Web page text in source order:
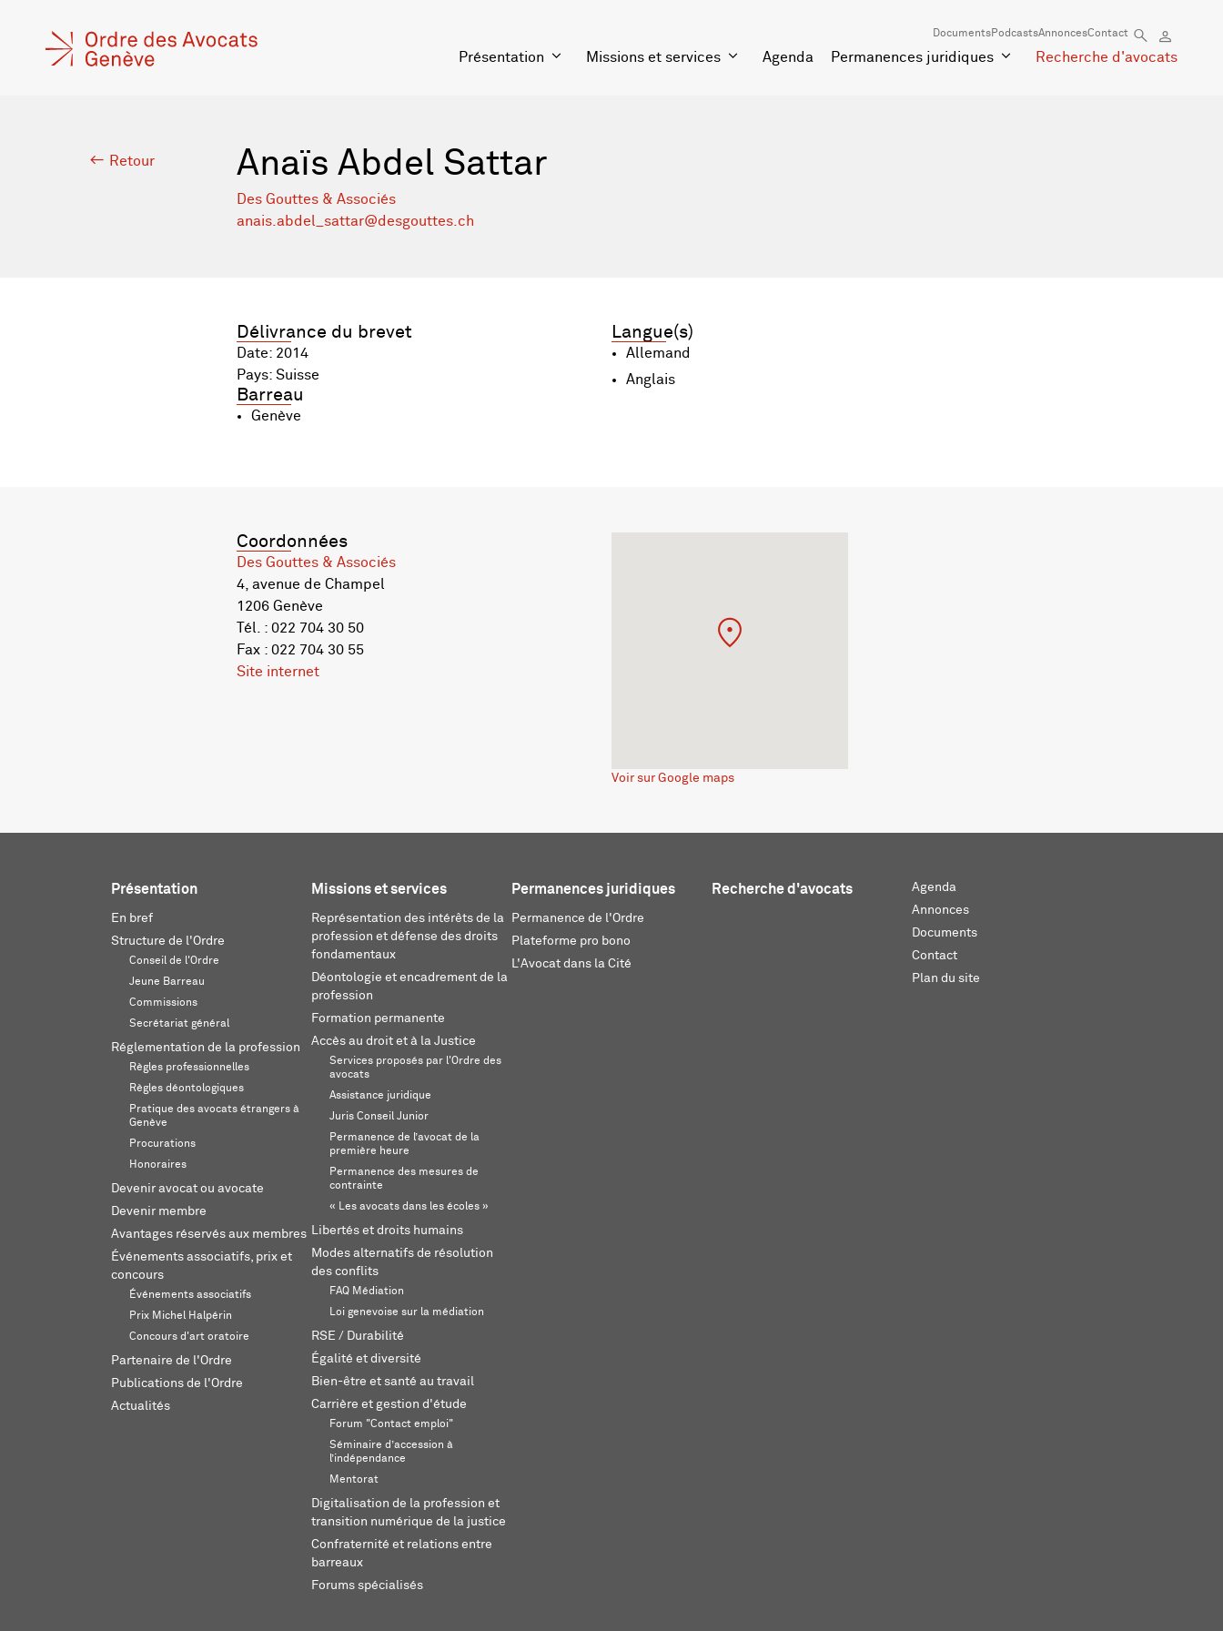
DocumentsPodcastsAnnoncesContact
Présentation Missions et services Agenda Permanences juridiques Recherche d'avocats
Retour Anaïs Abdel Sattar
Des Gouttes & Associés
anais.abdel_sattar@desgouttes.ch
Délivrance du brevet
Date: 2014
Pays: Suisse
Barreau
Genève
Langue(s)
Allemand
Anglais
Coordonnées
Des Gouttes & Associés
4, avenue de Champel
1206 Genève
Tél. : 022 704 30 50
Fax : 022 704 30 55
Site internet
Voir sur Google maps
Présentation
En bref
Structure de l'Ordre
Conseil de l'Ordre
Jeune Barreau
Commissions
Secrétariat général
Réglementation de la profession
Règles professionnelles
Règles déontologiques
Pratique des avocats étrangers à
Genève
Procurations
Honoraires
Devenir avocat ou avocate
Devenir membre
Avantages réservés aux membres
Événements associatifs, prix et
concours
Événements associatifs
Prix Michel Halpérin
Concours d'art oratoire
Partenaire de l'Ordre
Publications de l'Ordre
Actualités
Missions et services
Représentation des intérêts de la
profession et défense des droits
fondamentaux
Déontologie et encadrement de la
profession
Formation permanente
Accès au droit et à la Justice
Services proposés par l'Ordre des
avocats
Assistance juridique
Juris Conseil Junior
Permanence de l’avocat de la
première heure
Permanence des mesures de
contrainte
« Les avocats dans les écoles »
Libertés et droits humains
Modes alternatifs de résolution
des conflits
FAQ Médiation
Loi genevoise sur la médiation
RSE / Durabilité
Égalité et diversité
Bien-être et santé au travail
Carrière et gestion d'étude
Forum "Contact emploi"
Séminaire d’accession à
l’indépendance
Mentorat
Digitalisation de la profession et
transition numérique de la justice
Confraternité et relations entre
barreaux
Forums spécialisés
Permanences juridiques
Permanence de l'Ordre
Plateforme pro bono
L'Avocat dans la Cité
Recherche d'avocats
Agenda
Annonces
Documents
Contact
Plan du site